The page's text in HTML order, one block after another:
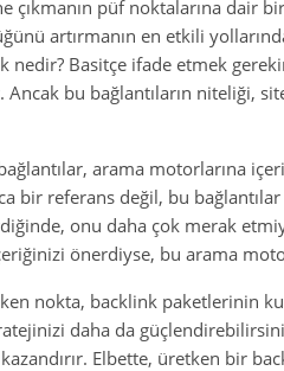
çıkmanın püf noktalarına dair
artırmanın en etkili
nedir? Basitçe ifade etmek
bu bağlantıların niteliği,
arama motorlarına
bir referans değil, bu
onu daha çok merak
önerdiyse, bu arama
nokta, backlink paketlerinin
daha da
Elbette, üretken bir